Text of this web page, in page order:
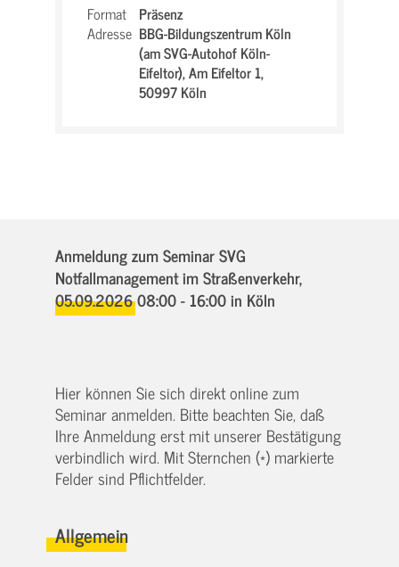
Format Präsenz
Adresse BBG-Bildungszentrum Köln
(am SVG-Autohof Köln-
Eifeltor),Am Eifeltor 1,
50997 Köln
Anmeldung zum Seminar SVG
Notfallmanagement im Straßenverkehr,
05.09.2026 08:00 - 16:00in Köln
Hier können Sie sich direkt online zum
Seminar anmelden. Bitte beachten Sie, daß
Ihre Anmeldung erst mit unserer Bestätigung
verbindlich wird. Mit Sternchen (*) markierte
Felder sind Pflichtfelder.
Allgemein